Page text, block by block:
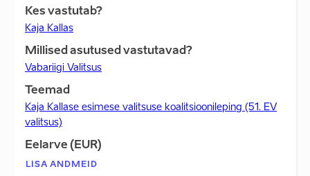
Kes vastutab?
Kaja Kallas
Millised asutused vastutavad?
Vabariigi Valitsus
Teemad
Kaja Kallase esimese valitsuse koalitsioonileping (51. EV
valitsus)
Eelarve (EUR)
LISA ANDMEID